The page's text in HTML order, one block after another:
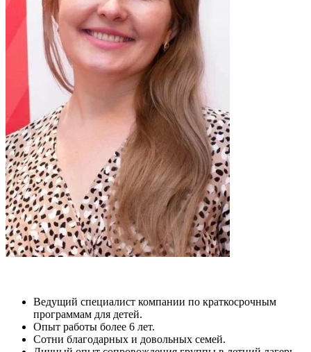
Ведущий специалист компании по краткосрочным
программам для детей.
Опыт работы более 6 лет.
Сотни благодарных и довольных семей.